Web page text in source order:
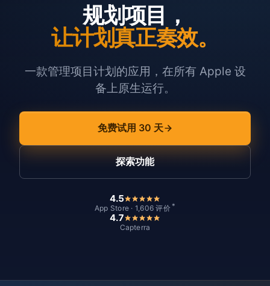
规划项目，
让计划真正奏效。
一款管理项目计划的应用，在所有 Apple 设
备上原生运行。
免费试用 30 天
探索功能
4.5
App Store · 1,606 评价 *
4.7
Capterra